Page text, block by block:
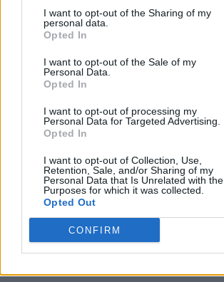
I want to opt-out of the Sharing of my
personal data.
Opted In
I want to opt-out of the Sale of my
Personal Data.
Opted In
I want to opt-out of processing my
Personal Data for Targeted Advertising.
Opted In
I want to opt-out of Collection, Use,
Retention, Sale, and/or Sharing of my
Personal Data that Is Unrelated with the
Purposes for which it was collected.
Opted Out
CONFIRM